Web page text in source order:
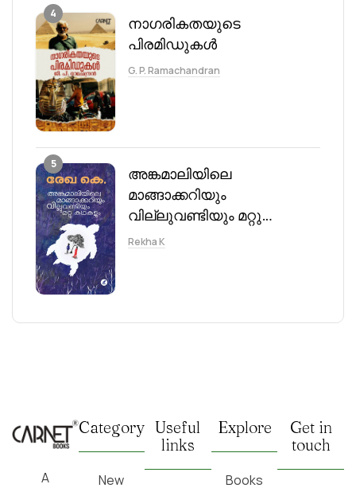
4
നാഗരികതയുടെ
പിരമിഡുകൾ
G. P. Ramachandran
5
അങ്കമാലിയിലെ
മാങ്ങാക്കറിയും
വില്ലുവണ്ടിയും മറ്റു
കഥകളും
Rekha K
A
Category
New
Useful
links
Explore
Books
Get in
touch